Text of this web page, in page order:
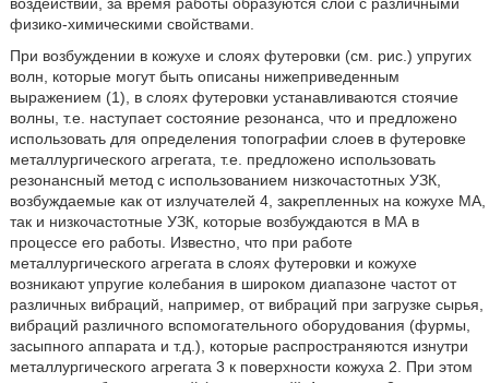
физико-химическими свойствами.
При возбуждении в кожухе и слоях футеровки (см. рис.) упругих
волн, которые могут быть описаны нижеприведенным
выражением (1), в слоях футеровки устанавливаются стоячие
волны, т.е. наступает состояние резонанса, что и предложено
использовать для определения топографии слоев в футеровке
металлургического агрегата, т.е. предложено использовать
резонансный метод с использованием низкочастотных УЗК,
возбуждаемые как от излучателей 4, закрепленных на кожухе МА,
так и низкочастотные УЗК, которые возбуждаются в МА в
процессе его работы. Известно, что при работе
металлургического агрегата в слоях футеровки и кожухе
возникают упругие колебания в широком диапазоне частот от
различных вибраций, например, от вибраций при загрузке сырья,
вибраций различного вспомогательного оборудования (фурмы,
засыпного аппарата и т.д.), которые распространяются изнутри
металлургического агрегата 3 к поверхности кожуха 2. При этом